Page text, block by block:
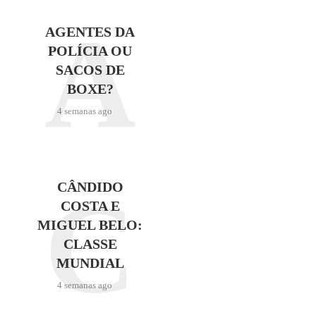
AGENTES DA
POLÍCIA OU
SACOS DE
BOXE?
4 semanas ago
A
CÂNDIDO
COSTA E
MIGUEL BELO:
CLASSE
MUNDIAL
4 semanas ago
C